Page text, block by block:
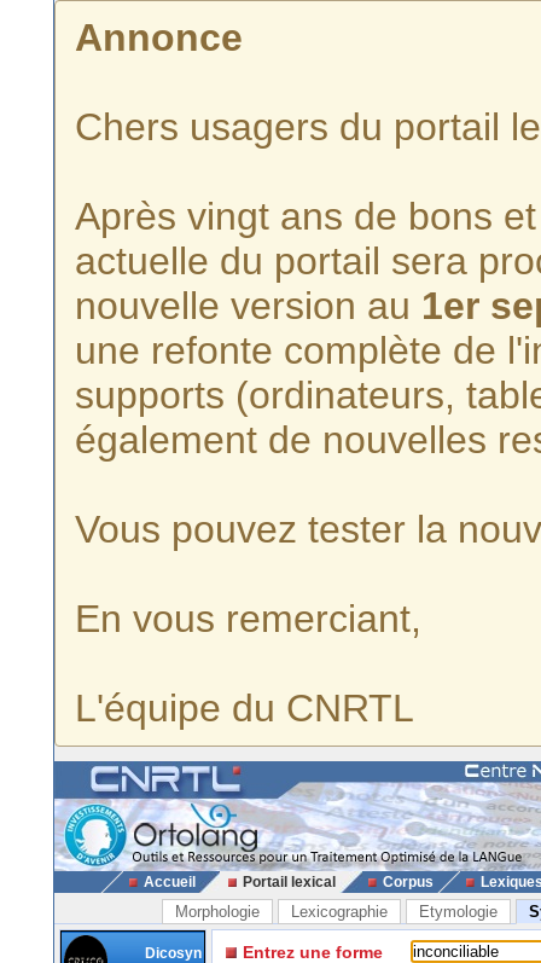
Annonce
Chers usagers du portail
Après vingt ans de bons
actuelle du portail sera
nouvelle version au 1er
une refonte complète de
supports (ordinateurs,
également de nouvelles
Vous pouvez tester la
En vous remerciant,
L'équipe du CNRTL
Accueil Portail lexical Corpus
Morphologie Lexicographie Etymologie
Dicosyn
Entrez une forme